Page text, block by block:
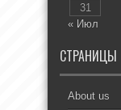
31
« Июл
СТРАНИЦЫ
About us